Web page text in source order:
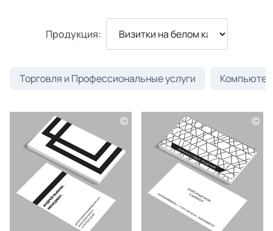
Продукция:
Торговля и Профессиональные услуги
© ©